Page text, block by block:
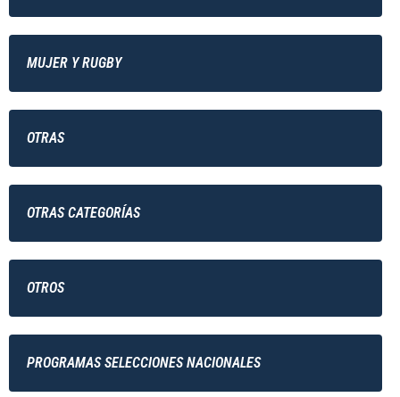
MUJER Y RUGBY
OTRAS
OTRAS CATEGORÍAS
OTROS
PROGRAMAS SELECCIONES NACIONALES